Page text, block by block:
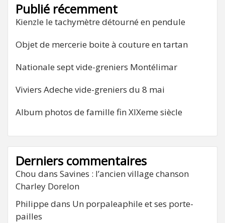
Publié récemment
Kienzle le tachymètre détourné en pendule
Objet de mercerie boite à couture en tartan
Nationale sept vide-greniers Montélimar
Viviers Adeche vide-greniers du 8 mai
Album photos de famille fin XIXeme siècle
Derniers commentaires
Chou dans Savines : l’ancien village chanson
Charley Dorelon
Philippe dans Un porpaleaphile et ses porte-
pailles